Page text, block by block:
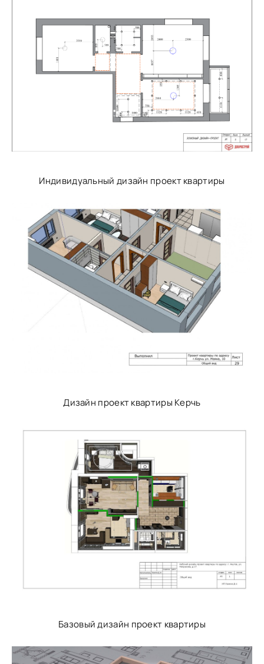
Индивидуальный дизайн проект квартиры
Дизайн проект квартиры Керчь
Базовый дизайн проект квартиры